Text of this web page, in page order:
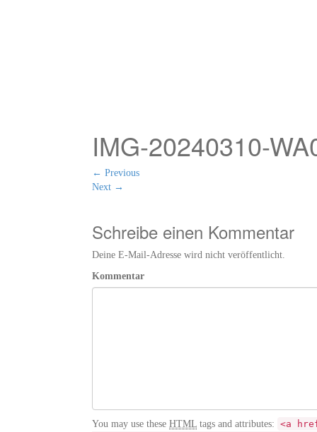
IMG-20240310-
← Previous
Next →
Schreibe einen Kommentar
Deine E-Mail-Adresse wird nicht veröffentlicht.
Kommentar
You may use these HTML tags and attributes: <a